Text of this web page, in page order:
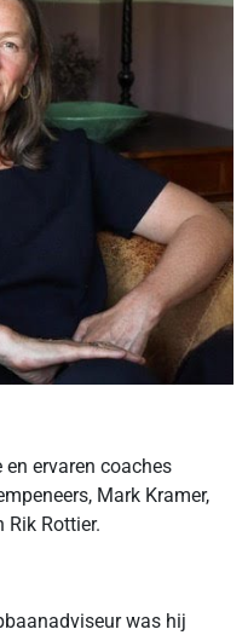
ervaren coaches
Mark Kramer,
Rik Rottier.
was hij